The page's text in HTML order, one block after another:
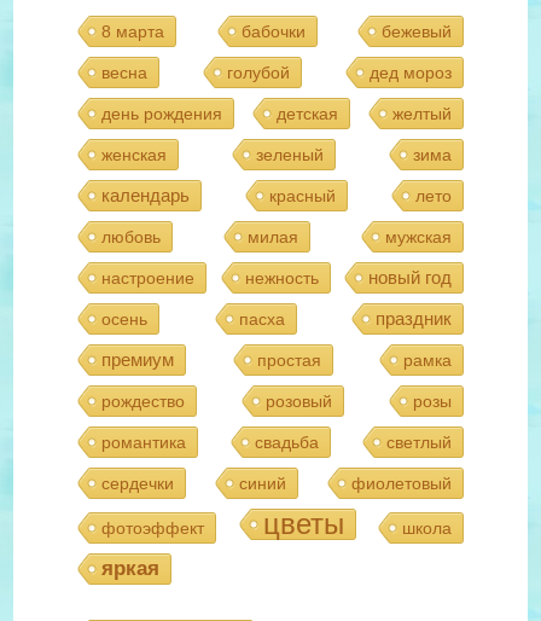
8 марта бабочки бежевый
весна голубой дед мороз
день рождения детская желтый
женская зеленый зима
календарь красный лето
любовь милая мужская
настроение нежность новый год
осень пасха
праздник
премиум
простая рамка
рождество розовый розы
романтика свадьба светлый
сердечки синий фиолетовый
фотоэффект цветы школа
яркая